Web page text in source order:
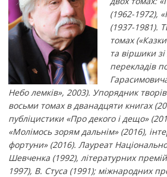
(1962-1972),
(1937-1981).
томах
та віршики
перекладів
Небо лемків», 2003). Упорядник
восьми томах в дванадцяти книгах
публіцистики «Про декого і дещо»
«Молімось зорям дальнім» (2016),
фортуни» (2016). Лауреат
Шевченка (1992), літературних
1997), В. Стуса (1991); міжнародних